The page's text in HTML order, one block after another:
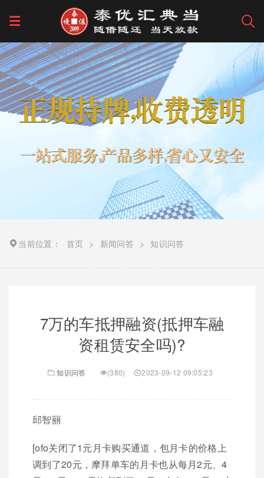
当前位置： 首页 > 新闻问答 > 知识问答
7万的车抵押融资(抵押车融
资租赁安全吗)?
知识问答 (380) 2023-09-12 09:05:23
邱智丽
[ofo关闭了1元月卡购买通道，包月卡的价格上
调到了20元，摩拜单车的月卡也从每月2元、4